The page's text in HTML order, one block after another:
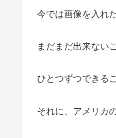
今では画像を入れ
まだまだ出来ない
ひとつずつできる
それに、アメリカ